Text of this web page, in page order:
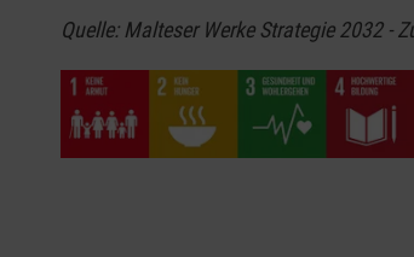
Quelle: Malteser Werke Strategie 2032 -